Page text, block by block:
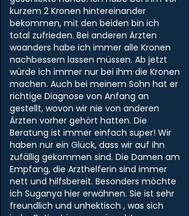
kurzem 2 Kronen hintereinander
bekommen, mit den beiden bin ich
total zufrieden. Bei anderen Ärzten
woanders habe ich immer alle Kronen
nachbessern lassen müssen. Ab jetzt
würde ich immer nur bei ihm die Kronen
machen. Auch bei meinem Sohn hat er
richtige Diagnose von Anfang an
gestellt, wovon wir nie von anderen
Ärzten vorher gehört hatten. Die
Beratung ist immer einfach super! Wir
haben nur ein Glück, dass wir auf ihn
zufällig gekommen sind. Die Damen am
Empfang, die Arzthelferin sind immer
nett und hilfsbereit. Besonders möchte
ich Suganya hier erwähnen. Sie ist sehr
freundlich und unhektisch , was sich